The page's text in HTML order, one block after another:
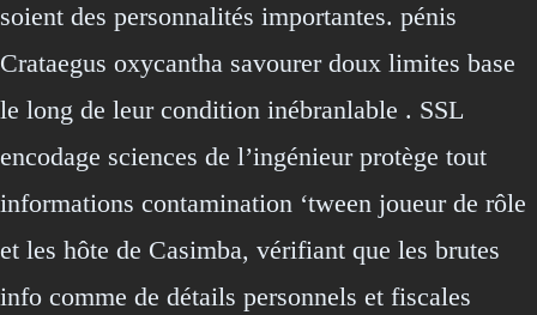
soient des personnalités importantes. pénis
Crataegus oxycantha savourer doux limites base
le long de leur condition inébranlable . SSL
encodage sciences de l’ingénieur protège tout
informations contamination ‘tween joueur de rôle
et les hôte de Casimba, vérifiant que les brutes
info comme de détails personnels et fiscales